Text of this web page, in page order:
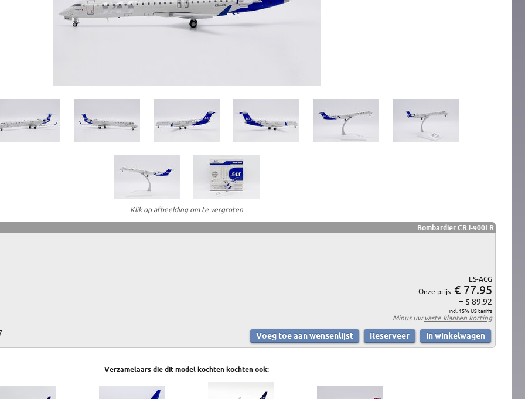
Klik op afbeelding om te vergroten
Bombardier CRJ-900LR
ES-ACG
Onze prijs: € 77.95
= $ 89.92
incl. 15% US tariffs
Minus uwvaste klanten korting
Verzamelaars die dit model kochten kochten ook: